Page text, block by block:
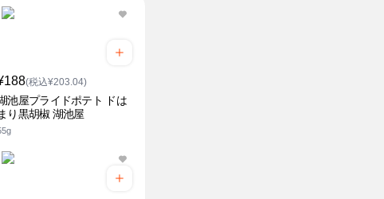
(税込¥203.04)
池屋プライドポテト ドは
り黒胡椒 湖池屋